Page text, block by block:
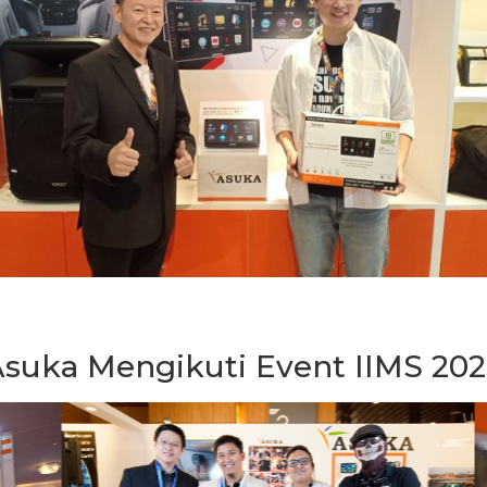
Mengikuti Event IIMS